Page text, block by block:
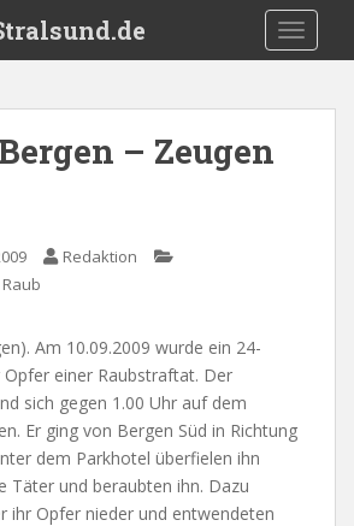
– Zeugen
Redaktion
Raub
Am 10.09.2009 wurde ein 24-
einer Raubstraftat. Der
sich gegen 1.00 Uhr auf dem
Er ging von Bergen Süd in Richtung
dem Parkhotel überfielen ihn
Täter und beraubten ihn. Dazu
ihr Opfer nieder und entwendeten